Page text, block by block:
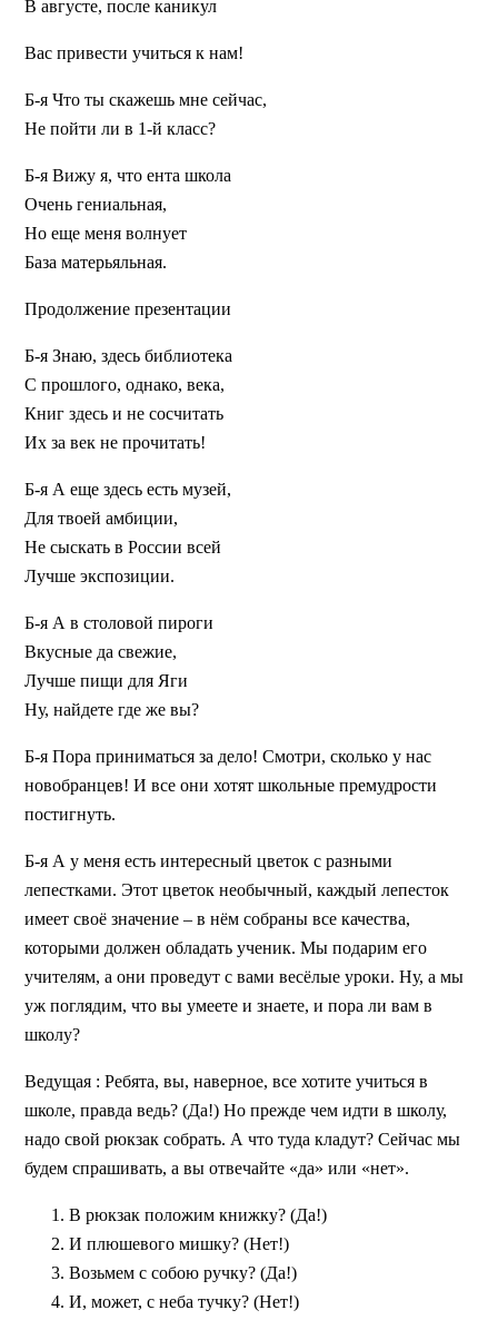
В августе, после каникул
Вас привести учиться к нам!
Б-я Что ты скажешь мне сейчас,
Не пойти ли в 1-й класс?
Б-я Вижу я, что ента школа
Очень гениальная,
Но еще меня волнует
База матерьяльная.
Продолжение презентации
Б-я Знаю, здесь библиотека
С прошлого, однако, века,
Книг здесь и не сосчитать
Их за век не прочитать!
Б-я А еще здесь есть музей,
Для твоей амбиции,
Не сыскать в России всей
Лучше экспозиции.
Б-я А в столовой пироги
Вкусные да свежие,
Лучше пищи для Яги
Ну, найдете где же вы?
Б-я Пора приниматься за дело! Смотри, сколько у нас
новобранцев! И все они хотят школьные премудрости
постигнуть.
Б-я А у меня есть интересный цветок с разными
лепестками. Этот цветок необычный, каждый лепесток
имеет своё значение – в нём собраны все качества,
которыми должен обладать ученик. Мы подарим его
учителям, а они проведут с вами весёлые уроки. Ну, а мы
уж поглядим, что вы умеете и знаете, и пора ли вам в
школу?
Ведущая : Ребята, вы, наверное, все хотите учиться в
школе, правда ведь? (Да!) Но прежде чем идти в школу,
надо свой рюкзак собрать. А что туда кладут? Сейчас мы
будем спрашивать, а вы отвечайте «да» или «нет».
В рюкзак положим книжку? (Да!)
И плюшевого мишку? (Нет!)
Возьмем с собою ручку? (Да!)
И, может, с неба тучку? (Нет!)